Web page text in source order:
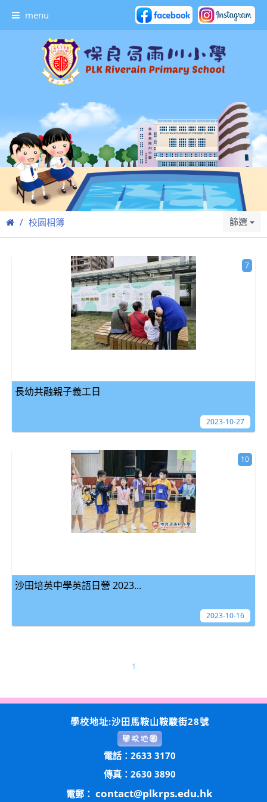
menu
校園相簿 篩選
長幼共融親子義工日
7
2023-10-27
沙田培英中學英語日營 2023...
10
2023-10-16
1
學校地址:沙田馬鞍山鞍駿街28號
電話：2633 3170
傳真：2630 3890
電郵： contact@plkrps.edu.hk